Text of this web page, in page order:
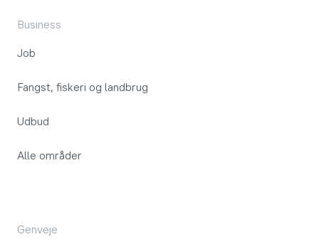
Business
Job
Fangst, fiskeri og landbrug
Udbud
Alle områder
Genveje